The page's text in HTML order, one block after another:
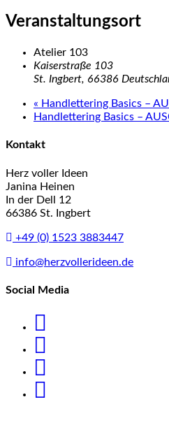
Veranstaltungsort
Atelier 103
Kaiserstraße 103
St. Ingbert, 66386
« Handlettering Basics –
Handlettering Basics –
Kontakt
Herz voller Ideen
Janina Heinen
In der Dell 12
66386 St. Ingbert
+49 (0) 1523 3883447
info@herzvollerideen.de
Social Media